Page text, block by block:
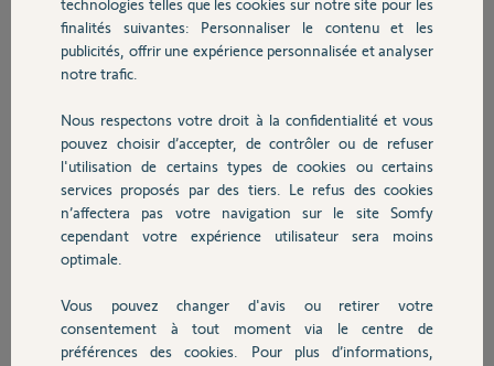
Domotique
Chauffage
Autres produits
Devis avec un pro
maintenant bloqué et je ne parviens plus à le réintégrer.
Voici les références utiles :
Référence télécommande (QR code) : NF0426
Référence télécommande : 5157854B
Référence TaHoma Switch (QR code) : 5153854C
PIN de la TaHoma Switch : 2310 - 3453 -4424
remercie d’avance pour votre aide !
finalités suivantes: Personnaliser le contenu et les
publicités, offrir une expérience personnalisée et analyser
notre trafic.
Nous respectons votre droit à la confidentialité et vous
pouvez choisir d’accepter, de contrôler ou de refuser
l'utilisation de certains types de cookies ou certains
services proposés par des tiers. Le refus des cookies
n’affectera pas votre navigation sur le site Somfy
cependant votre expérience utilisateur sera moins
optimale.
Vous pouvez changer d'avis ou retirer votre
consentement à tout moment via le centre de
préférences des cookies. Pour plus d’informations,